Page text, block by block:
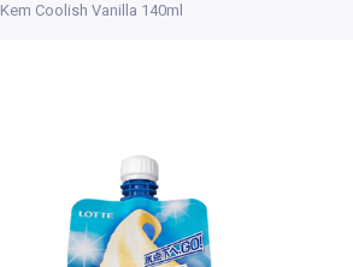
Kem Coolish Vanilla 140ml